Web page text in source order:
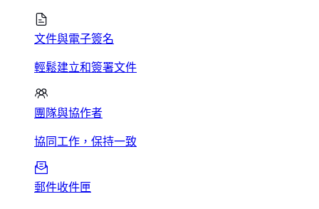
文件與電子簽名
輕鬆建立和簽署文件
團隊與協作者
協同工作，保持一致
郵件收件匣